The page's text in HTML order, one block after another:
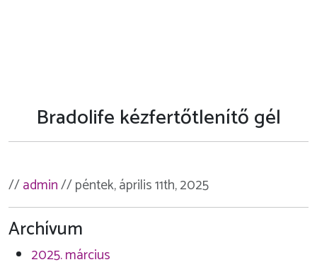
Bradolife kézfertőtlenítő gél
//admin// péntek, április 11th, 2025
Archívum
2025. március